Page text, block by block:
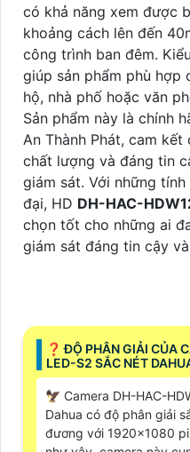
có khả năng xem được
khoảng cách lên đến
công trình ban đêm.
giúp sản phẩm phù
hộ, nhà phố hoặc văn
Sản phẩm này là chính
An Thành Phát, cam
chất lượng và đáng tin
giám sát. Với những
đại, HD DH-HAC-
chọn tốt cho những ai
giám sát đáng tin cậy
️❓ ĐỘ PHÂN GIẢI CỦA
LED-S2 SẮC NÉT
🦅 Camera DH-HAC-
Dahua có độ phân giải
đương với 1920x1080